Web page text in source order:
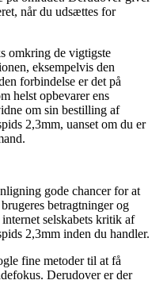
når du udsættes for
omkring de vigtigste
eksempelvis den
forbindelse er det på
helst opbevarer ens
om sin bestilling af
2,3mm, uanset om du er
gode chancer for at
betragtninger og
selskabets kritik af
2,3mm inden du handler.
fine metoder til at få
Derudover er der